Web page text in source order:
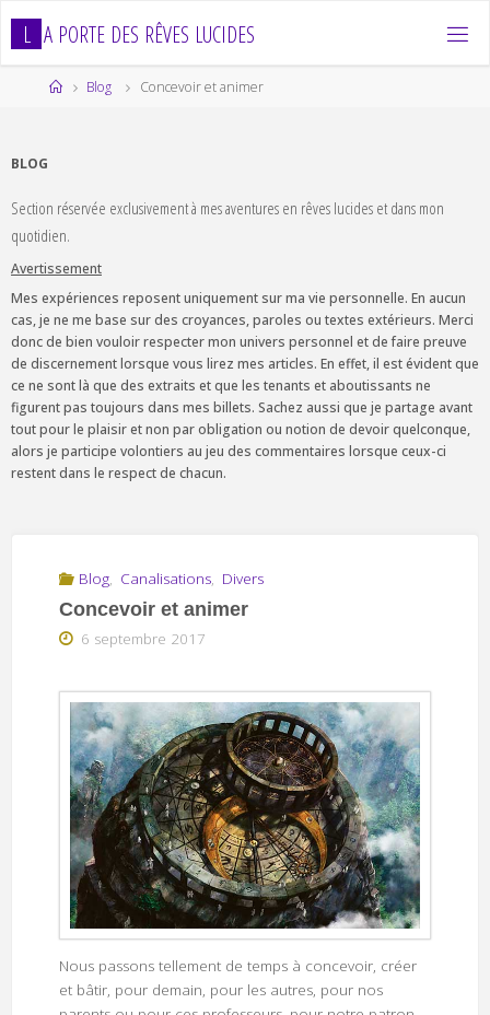
L A PORTE DES RÊVES LUCIDES
HomeBlog Concevoir et animer
BLOG
Section réservée exclusivement à mes aventures en rêves lucides et dans mon
quotidien.
Avertissement
Mes expériences reposent uniquement sur ma vie personnelle. En aucun
cas, je ne me base sur des croyances, paroles ou textes extérieurs. Merci
donc de bien vouloir respecter mon univers personnel et de faire preuve
de discernement lorsque vous lirez mes articles. En effet, il est évident que
ce ne sont là que des extraits et que les tenants et aboutissants ne
figurent pas toujours dans mes billets. Sachez aussi que je partage avant
tout pour le plaisir et non par obligation ou notion de devoir quelconque,
alors je participe volontiers au jeu des commentaires lorsque ceux-ci
restent dans le respect de chacun.
Blog, Canalisations, Divers
Concevoir et animer
6 septembre 2017
Nous passons tellement de temps à concevoir, créer
et bâtir, pour demain, pour les autres, pour nos